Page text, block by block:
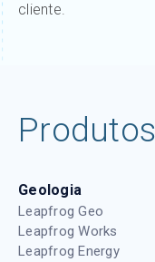
cliente.
Geologia
Leapfrog Geo
Leapfrog Works
Leapfrog Energy